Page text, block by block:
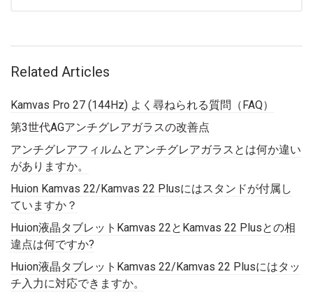
Related Articles
Kamvas Pro 27 (144Hz) よく尋ねられる質問（FAQ）
第3世代AGアンチグレアガラスの改善点
アンチグレアフィルムとアンチグレアガラスとは何か違い
がありますか。
Huion Kamvas 22/Kamvas 22 Plusにはスタンドが付属し
ていますか？
Huion液晶タブレットKamvas 22とKamvas 22 Plusとの相
違点は何ですか?
Huion液晶タブレットKamvas 22/Kamvas 22 Plusにはタッ
チ入力に対応できますか。